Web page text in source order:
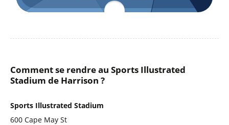
Comment se rendre au Sports Illustrated
Stadium de Harrison ?
Sports Illustrated Stadium
600 Cape May St